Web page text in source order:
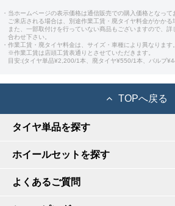
・当ホームページの表示価格は通信販売での購入価格となって
ご来店される場合は、別途作業工賃・廃タイヤ料金がかかる
また、一部取付けを行っていない商品もございますので、
合わせ下さい。
・作業工賃・廃タイヤ料金は、サイズ・車種により異なります。
※作業工賃は店頭工賃表通りとさせていただきます。
目安:(タイヤ単品¥2,200/1本、廃タイヤ¥550/1本、バルブ
TOPへ戻る
タイヤ単品を探す
ホイールセットを探す
よくあるご質問